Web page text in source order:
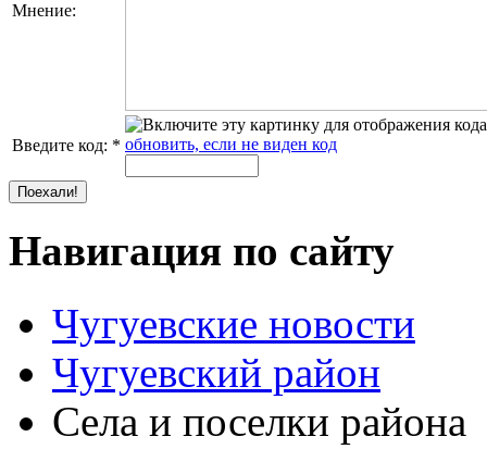
Мнение:
Введите код: * обновить, если не виден код
Поехали!
Навигация по сайту
Чугуевские новости
Чугуевский район
Села и поселки района